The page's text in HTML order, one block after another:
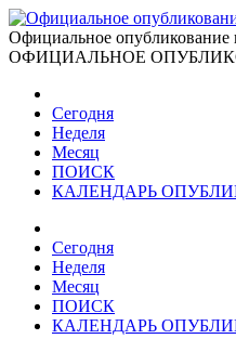
Официальное опубликование
ОФИЦИАЛЬНОЕ
Сегодня
Неделя
Месяц
ПОИСК
КАЛЕНДАРЬ
Сегодня
Неделя
Месяц
ПОИСК
КАЛЕНДАРЬ